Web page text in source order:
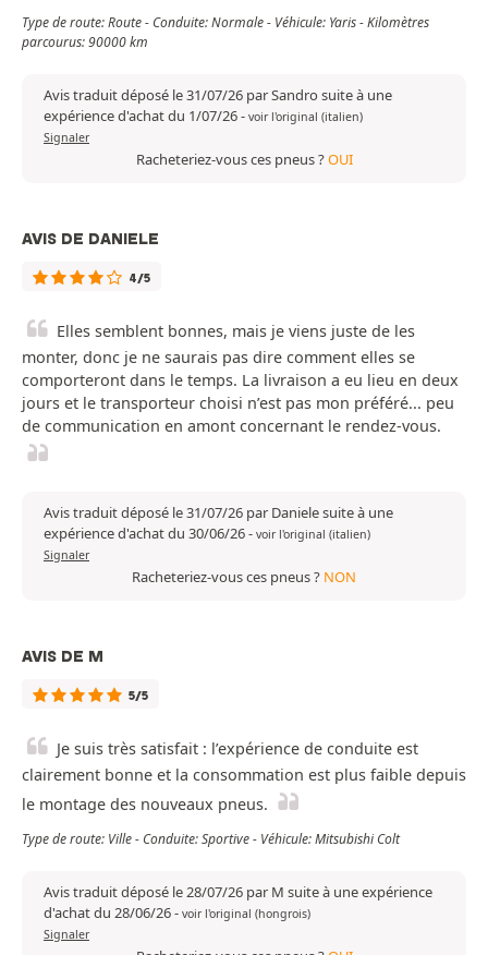
Type de route: Route - Conduite: Normale - Véhicule: Yaris - Kilomètres
parcourus: 90000 km
Avis traduit déposé le 31/07/26 par Sandro suite à une
expérience d'achat du 1/07/26- voir l'original (italien)
Signaler
Racheteriez-vous ces pneus ?OUI
AVIS DE DANIELE
4/5
Elles semblent bonnes, mais je viens juste de les
monter, donc je ne saurais pas dire comment elles se
comporteront dans le temps. La livraison a eu lieu en deux
jours et le transporteur choisi n’est pas mon préféré... peu
de communication en amont concernant le rendez-vous.
Avis traduit déposé le 31/07/26 par Daniele suite à une
expérience d'achat du 30/06/26- voir l'original (italien)
Signaler
Racheteriez-vous ces pneus ? NON
AVIS DE M
5/5
Je suis très satisfait : l’expérience de conduite est
clairement bonne et la consommation est plus faible depuis
le montage des nouveaux pneus.
Type de route: Ville - Conduite: Sportive - Véhicule: Mitsubishi Colt
Avis traduit déposé le 28/07/26 par M suite à une expérience
d'achat du 28/06/26- voir l'original (hongrois)
Signaler